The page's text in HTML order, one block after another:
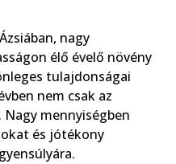
nagy
élő évelő növény
tulajdonságai
nem csak az
mennyiségben
és jótékony